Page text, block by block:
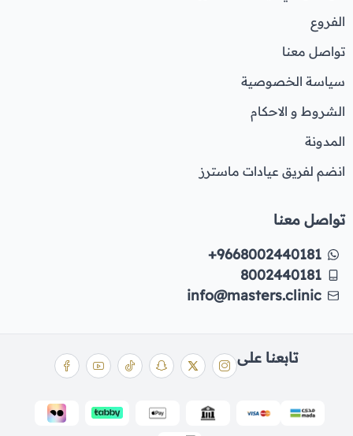
الفروع
تواصل معنا
سياسة الخصوصية
الشروط و الاحكام
المدونة
انضم لفريق عيادات ماسترز
تواصل معنا
+9668002440181
8002440181
info@masters.clinic
تابعنا على